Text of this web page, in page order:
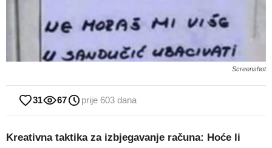
Screenshot
31 67 prije 603 dana
Kreativna taktika za izbjegavanje računa: Hoće li